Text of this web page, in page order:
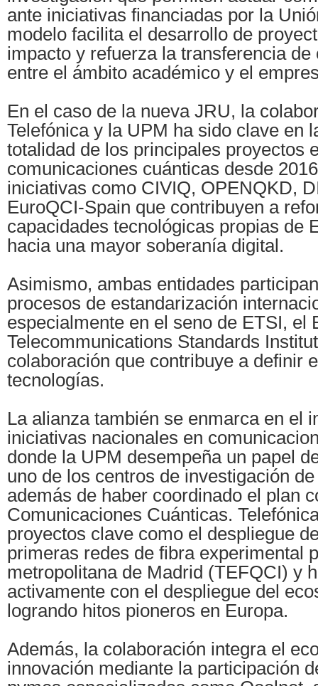
ante iniciativas financiadas por la
modelo facilita el desarrollo de
impacto y refuerza la transferencia de
entre el ámbito académico y el
En el caso de la nueva JRU, la
Telefónica y la UPM ha sido clave en
totalidad de los principales proyectos
comunicaciones cuánticas desde
iniciativas como CIVIQ, OPENQKD,
EuroQCI-Spain que contribuyen a
capacidades tecnológicas propias de
hacia una mayor soberanía digital.
Asimismo, ambas entidades
procesos de estandarización
especialmente en el seno de ETSI, el
Telecommunications Standards
colaboración que contribuye a definir
tecnologías.
La alianza también se enmarca en el
iniciativas nacionales en
donde la UPM desempeña un papel
uno de los centros de investigación
además de haber coordinado el plan
Comunicaciones Cuánticas.
proyectos clave como el despliegue
primeras redes de fibra experimental
metropolitana de Madrid (TEFQCI) y
activamente con el despliegue del
logrando hitos pioneros en Europa.
Además, la colaboración integra el
innovación mediante la participación